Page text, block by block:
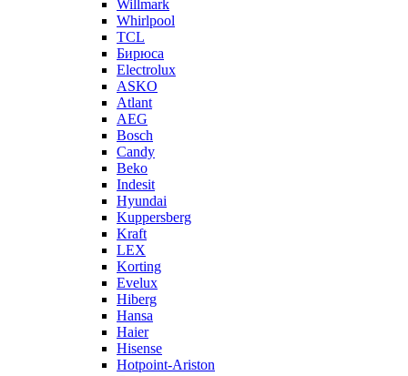
Willmark
Whirlpool
TCL
Бирюса
Electrolux
ASKO
Atlant
AEG
Bosch
Candy
Beko
Indesit
Hyundai
Kuppersberg
Kraft
LEX
Korting
Evelux
Hiberg
Hansa
Haier
Hisense
Hotpoint-Ariston